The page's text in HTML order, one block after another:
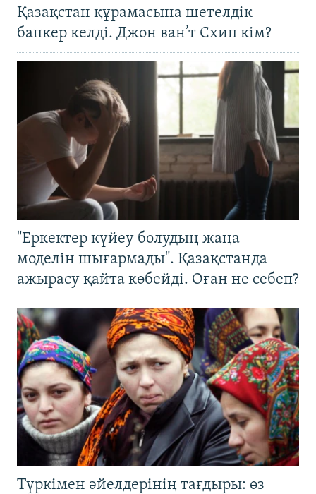
Қазақстан құрамасына шетелдік
бапкер келді. Джон ван’т Схип кім?
"Еркектер күйеу болудың жаңа
моделін шығармады". Қазақстанда
ажырасу қайта көбейді. Оған не себеп?
Түркімен әйелдерінің тағдыры: өз